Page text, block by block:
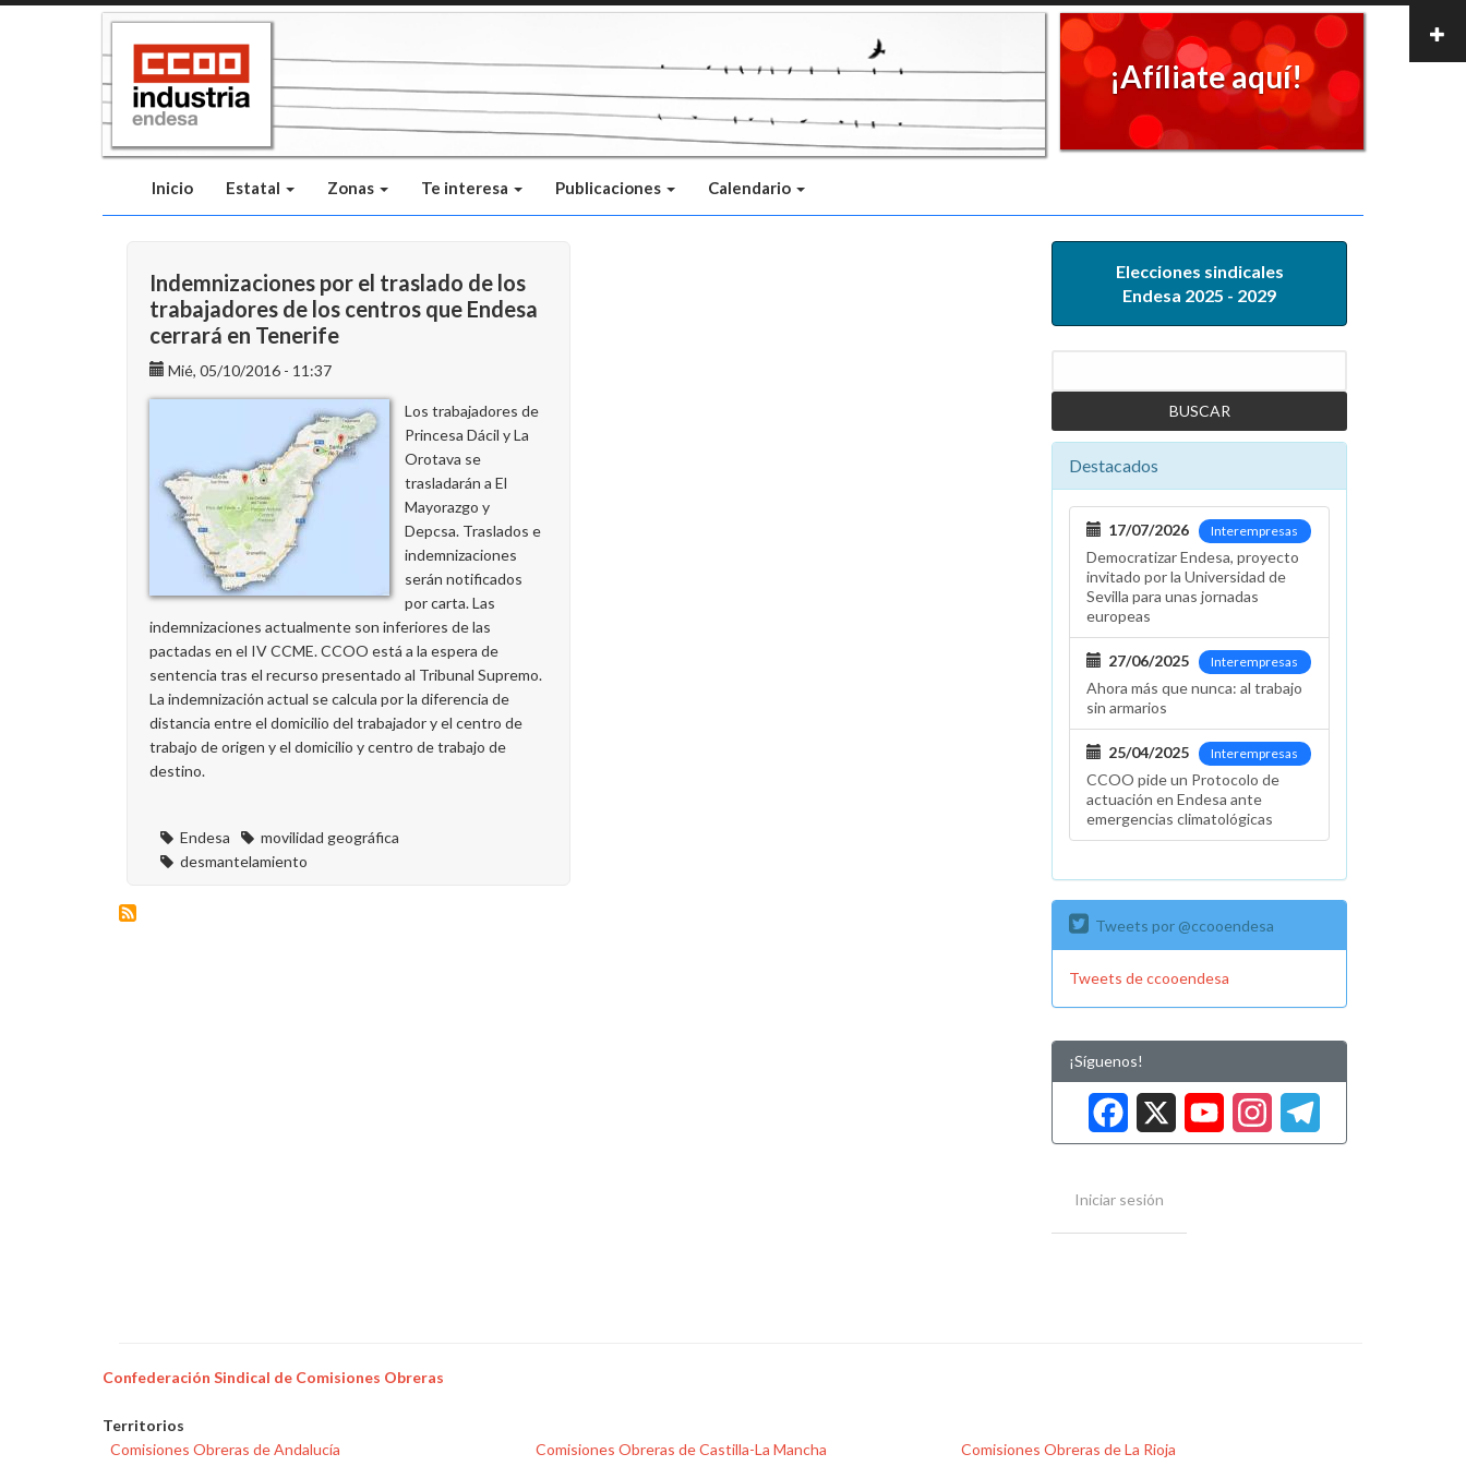
¡Afíliate aquí!
Inicio Estatal Zonas Te interesa Publicaciones Calendario
Indemnizaciones por el traslado de los
trabajadores de los centros que Endesa
cerrará en Tenerife
Mié, 05/10/2016 - 11:37
Los trabajadores de
Princesa Dácil y La
Orotava se
trasladarán a El
Mayorazgo y
Depcsa. Traslados e
indemnizaciones
serán notificados
por carta. Las
indemnizaciones actualmente son inferiores de las
pactadas en el IV CCME. CCOO está a la espera de
sentencia tras el recurso presentado al Tribunal Supremo.
La indemnización actual se calcula por la diferencia de
distancia entre el domicilio del trabajador y el centro de
trabajo de origen y el domicilio y centro de trabajo de
destino.
Endesa
movilidad geográfica
desmantelamiento
Elecciones sindicales
Endesa 2025 - 2029
Destacados
Interempresas
17/07/2026
Democratizar Endesa, proyecto
invitado por la Universidad de
Sevilla para unas jornadas
europeas
Interempresas
27/06/2025
Ahora más que nunca: al trabajo
sin armarios
Interempresas
25/04/2025
CCOO pide un Protocolo de
actuación en Endesa ante
emergencias climatológicas
Tweets por @ccooendesa
Tweets de ccooendesa
¡Síguenos!
Facebook
XYouTube
Iniciar sesión
Confederación Sindical de Comisiones Obreras
Territorios
Comisiones Obreras de Andalucía
Comisiones Obreras de Castilla-La Mancha
Comisiones Obreras de La Rioja